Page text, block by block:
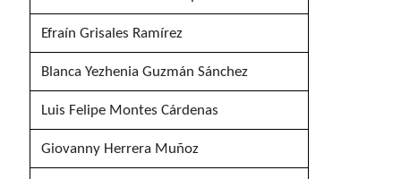
Efraín Grisales Ramírez
Blanca Yezhenia Guzmán Sánchez
Luis Felipe Montes Cárdenas
Giovanny Herrera Muñoz